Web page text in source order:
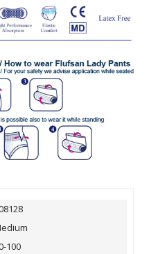
100